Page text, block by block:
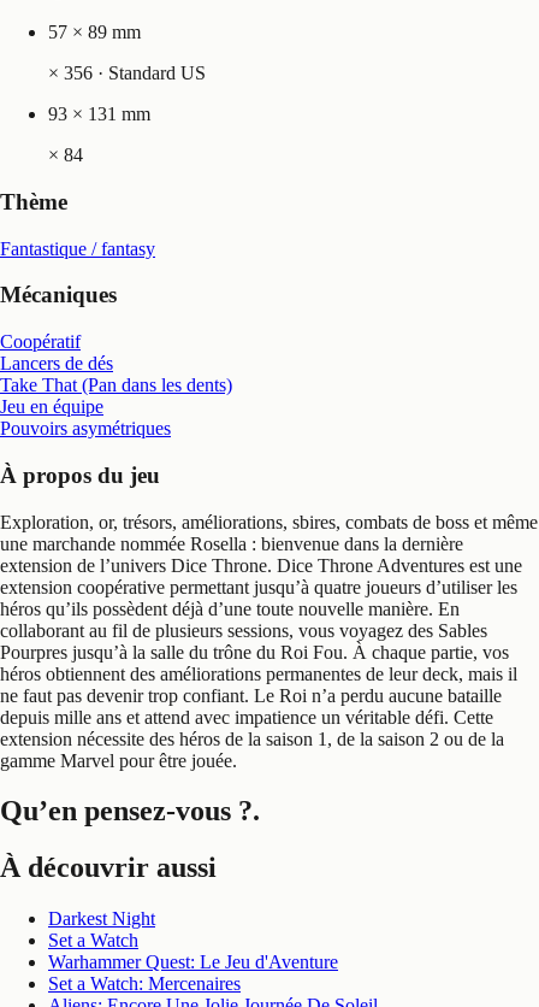
57 × 89 mm
× 356 · Standard US
93 × 131 mm
× 84
Thème
Fantastique / fantasy
Mécaniques
Coopératif
Lancers de dés
Take That (Pan dans les dents)
Jeu en équipe
Pouvoirs asymétriques
À propos du jeu
Exploration, or, trésors, améliorations, sbires, combats de boss et même
une marchande nommée Rosella : bienvenue dans la dernière
extension de l’univers Dice Throne. Dice Throne Adventures est une
extension coopérative permettant jusqu’à quatre joueurs d’utiliser les
héros qu’ils possèdent déjà d’une toute nouvelle manière. En
collaborant au fil de plusieurs sessions, vous voyagez des Sables
Pourpres jusqu’à la salle du trône du Roi Fou. À chaque partie, vos
héros obtiennent des améliorations permanentes de leur deck, mais il
ne faut pas devenir trop confiant. Le Roi n’a perdu aucune bataille
depuis mille ans et attend avec impatience un véritable défi. Cette
extension nécessite des héros de la saison 1, de la saison 2 ou de la
gamme Marvel pour être jouée.
Qu’en pensez-vous ?.
À découvrir aussi
Darkest Night
Set a Watch
Warhammer Quest: Le Jeu d'Aventure
Set a Watch: Mercenaires